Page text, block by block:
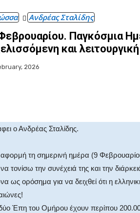
Ανδρέας Σταλίδης
Παγκόσμια
και
2026
ο Ανδρέας Σταλίδης.
τη σημερινή ημέρα (9
να τονίσω την συνέχειά της και την
ως ορόσημα για να δειχθεί ότι η
Έπη του Ομήρου έχουν περίπου